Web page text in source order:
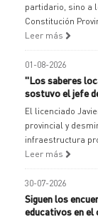
partidario, sino a
Constitución
Leer más
01-08-2026
"Los saberes
sostuvo el jefe
El licenciado
provincial y
infraestructura
Leer más
30-07-2026
Siguen los
educativos en el